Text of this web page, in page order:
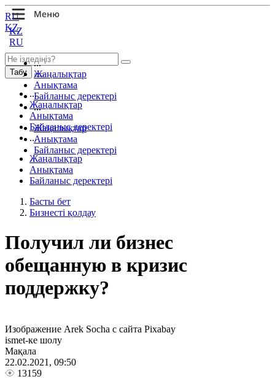
KZ
RU
...
Жаңалықтар
Анықтама
Байланыс деректері
...
Жаңалықтар
Анықтама
Байланыс деректері
RU
KZ
Табу
...
Жаңалықтар
Анықтама
Байланыс деректері
...
Жаңалықтар
Анықтама
Байланыс деректері
Басты бет
Бизнесті қолдау
Получил ли бизнес
обещанную в кризис
поддержку?
Изображение Arek Socha с сайта Pixabay
ismet-ке шолу
Мақала
22.02.2021, 09:50
13159